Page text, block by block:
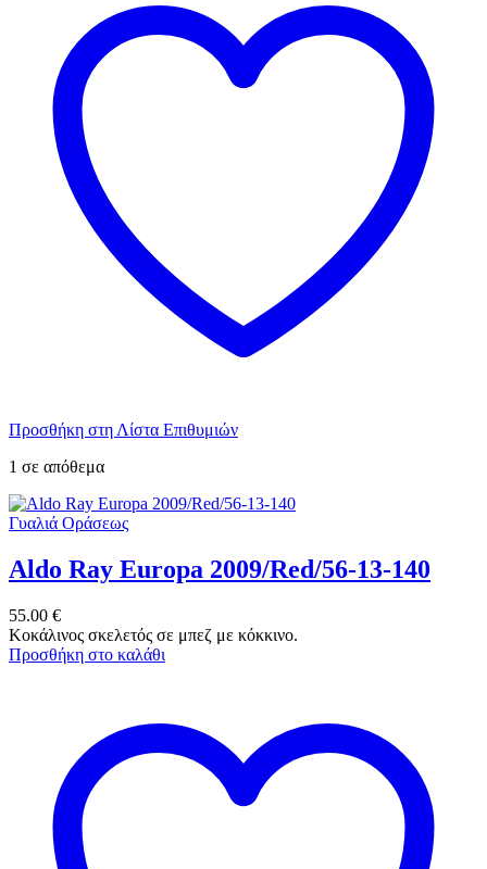
Προσθήκη στη Λίστα Επιθυμιών
1 σε απόθεμα
Γυαλιά Οράσεως
Aldo Ray Europa 2009/Red/56-13-140
55.00 €
Κοκάλινος σκελετός σε μπεζ με κόκκινο.
Προσθήκη στο καλάθι